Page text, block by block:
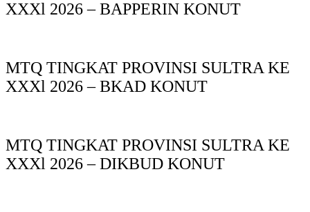
XXXl 2026 – BAPPERIN KONUT
MTQ TINGKAT PROVINSI SULTRA KE
XXXl 2026 – BKAD KONUT
MTQ TINGKAT PROVINSI SULTRA KE
XXXl 2026 – DIKBUD KONUT